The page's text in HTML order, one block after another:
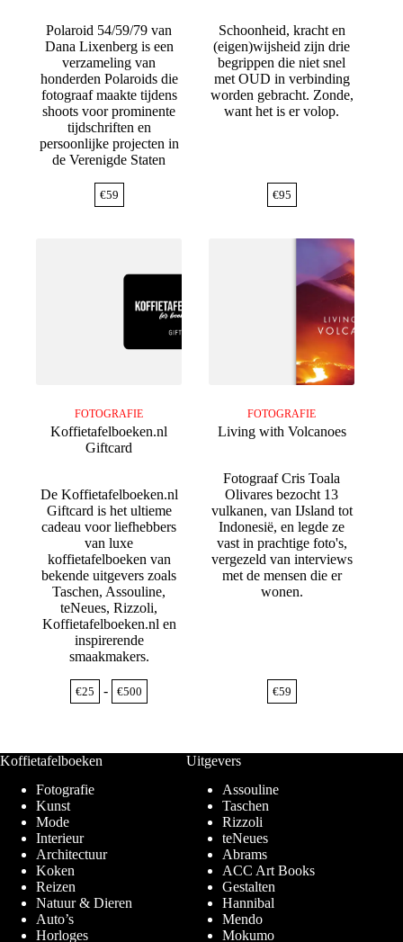
Polaroid 54/59/79 van
Dana Lixenberg is een
verzameling van
honderden Polaroids die
fotograaf maakte tijdens
shoots voor prominente
tijdschriften en
persoonlijke projecten in
de Verenigde Staten
€59
Schoonheid, kracht en
(eigen)wijsheid zijn drie
begrippen die niet snel
met OUD in verbinding
worden gebracht. Zonde,
want het is er volop.
€95
FOTOGRAFIE
Koffietafelboeken.nl
Giftcard
De Koffietafelboeken.nl
Giftcard is het ultieme
cadeau voor liefhebbers
van luxe
koffietafelboeken van
bekende uitgevers zoals
Taschen, Assouline,
teNeues, Rizzoli,
Koffietafelboeken.nl en
inspirerende
smaakmakers.
€25 - €500
€25
FOTOGRAFIE
Living with Volcanoes
Fotograaf Cris Toala
Olivares bezocht 13
vulkanen, van IJsland tot
Indonesië, en legde ze
vast in prachtige foto's,
vergezeld van interviews
met de mensen die er
wonen.
€59
Koffietafelboeken
Fotografie
Kunst
Mode
Interieur
Architectuur
Koken
Reizen
Natuur & Dieren
Auto’s
Horloges
Uitgevers
Assouline
Taschen
Rizzoli
teNeues
Abrams
ACC Art Books
Gestalten
Hannibal
Mendo
Mokumo